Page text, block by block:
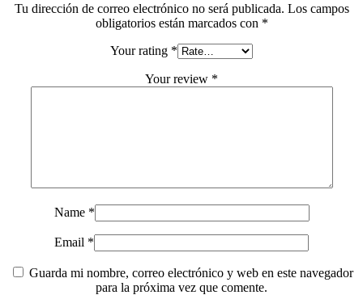
Tu dirección de correo electrónico no será publicada. Los campos
obligatorios están marcados con *
Your rating *
Your review *
Name *
Email *
Guarda mi nombre, correo electrónico y web en este navegador
para la próxima vez que comente.